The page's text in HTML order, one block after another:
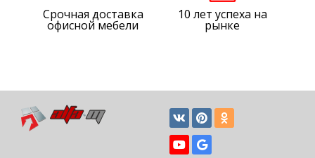
Срочная доставка
офисной мебели
10 лет успеха на
рынке